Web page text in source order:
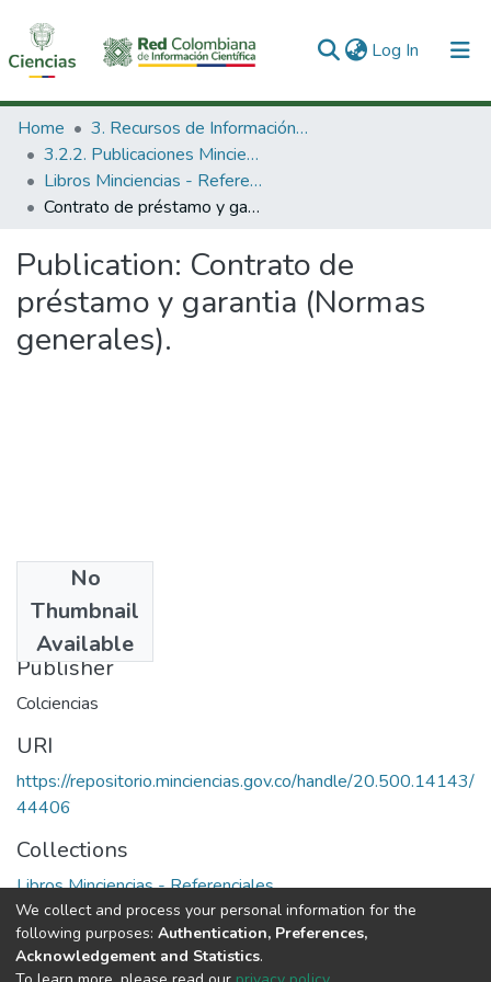
Log In (current)
Communities & Collections
All of DSpace
Statistics
Home
3. Recursos de Información Científica y Tecnológica
3.2.2. Publicaciones Minciencias
Libros Minciencias - Referenciales
Contrato de préstamo y garantia (Normas generales).
Publication: Contrato de
préstamo y garantia (Normas
generales).
No
Thumbnail
Available
1982
Publisher
Colciencias
URI
https://repositorio.minciencias.gov.co/handle/20.500.14143/
44406
Collections
Libros Minciencias - Referenciales
Full item page
We collect and process your personal information for the
following purposes: Authentication, Preferences,
Acknowledgement and Statistics.